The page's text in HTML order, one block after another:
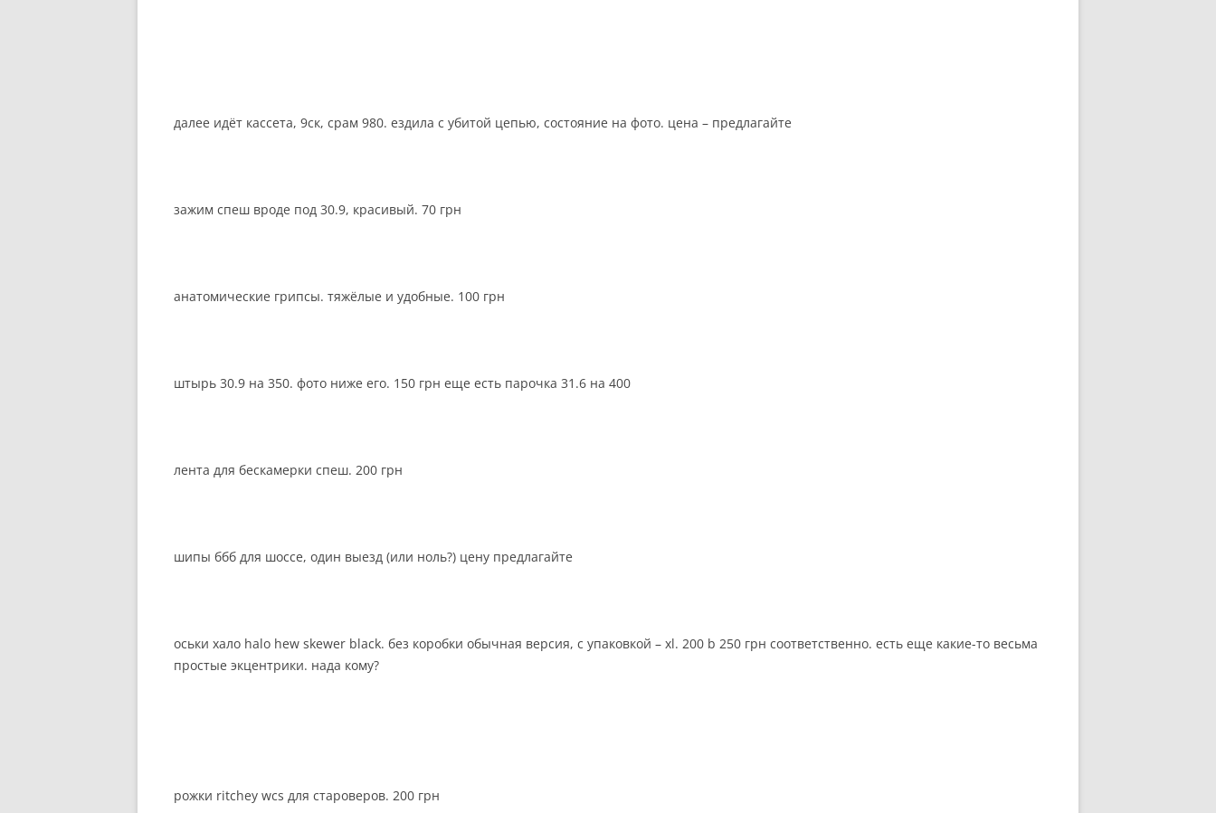
далее идёт кассета, 9ск, срам 980. ездила с убитой цепью, состояние на фото. цена – предлагайте
зажим спеш вроде под 30.9, красивый. 70 грн
анатомические грипсы. тяжёлые и удобные. 100 грн
штырь 30.9 на 350. фото ниже его. 150 грн еще есть парочка 31.6 на 400
лента для бескамерки спеш. 200 грн
шипы ббб для шоссе, один выезд (или ноль?) цену предлагайте
оськи хало halo hew skewer black. без коробки обычная версия, с упаковкой – xl. 200 b 250 грн соответственно. есть еще какие-то весьма
простые экцентрики. нада кому?
рожки ritchey wcs для староверов. 200 грн